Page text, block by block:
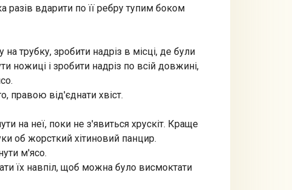
разів вдарити по її ребру тупим боком
трубку, зробити надріз в місці, де були
ножиці і зробити надріз по всій довжині,
правою від'єднати хвіст.
на неї, поки не з'явиться хрускіт. Краще
об жорсткий хітиновий панцир.
м'ясо.
їх навпіл, щоб можна було висмоктати